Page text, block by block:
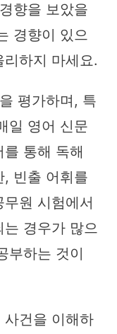
향을 보았을
경향이 있으
하지 마세요.
평가하며, 특
일 영어 신문
통해 독해
, 빈출 어휘를
원 시험에서
경우가 많으
부하는 것이
사건을 이해하